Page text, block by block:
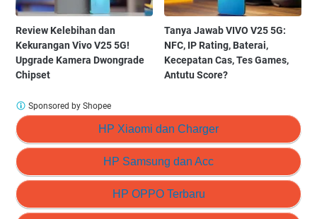
Review Kelebihan dan
Kekurangan Vivo V25 5G!
Upgrade Kamera Dwongrade
Chipset
Tanya Jawab VIVO V25 5G:
NFC, IP Rating, Baterai,
Kecepatan Cas, Tes Games,
Antutu Score?
HP Xiaomi dan Charger
HP Samsung dan Acc
HP OPPO Terbaru
Sponsored by Shopee